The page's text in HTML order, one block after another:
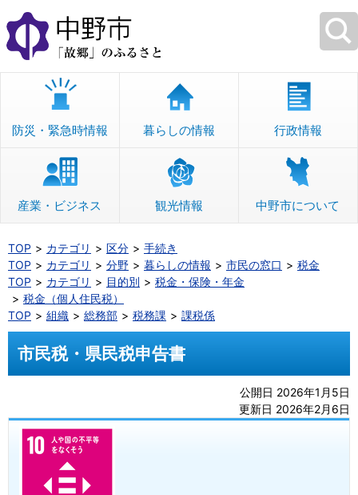
本
文
へ
移
防災・緊急時情報 暮らしの情報 行政情報
産業・ビジネス 観光情報 中野市について
TOP カテゴリ 区分
手続き
TOP
カテゴリ 分野 暮らしの情報 市民の窓口
税金
TOP
カテゴリ 目的別
税金・保険・年金
税金（個人住民税）
TOP
組織 総務部 税務課 課税係
市民税・県民税申告書
公開日 2026年1月5日
更新日 2026年2月6日